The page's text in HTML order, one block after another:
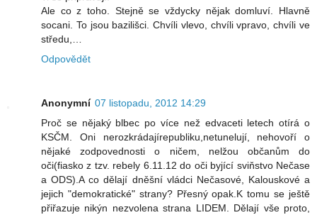
Ale co z toho. Stejně se vždycky nějak domluví. Hlavně
socani. To jsou bazilišci. Chvíli vlevo, chvíli vpravo, chvíli ve
středu,…
Odpovědět
Anonymní 07 listopadu, 2012 14:29
Proč se nějaký blbec po více než edvaceti letech otírá o
KSČM. Oni nerozkrádajírepubliku,netunelují, nehovoří o
nějaké zodpovednosti o ničem, nelžou občanům do
oči(fiasko z tzv. rebely 6.11.12 do oči byjící sviňstvo Nečase
a ODS).A co dělají dněšní vládci Nečasové, Kalouskové a
jejich "demokratické" strany? Přesný opak.K tomu se ještě
přiřazuje nikýn nezvolena strana LIDEM. Dělají vše proto,